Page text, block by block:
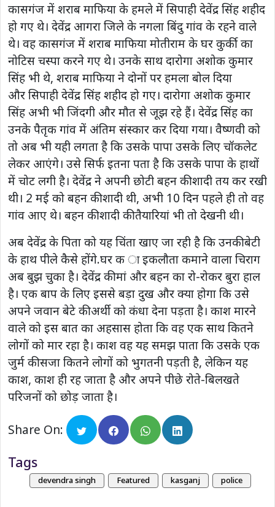
कासगंज में शराब माफिया के हमले में सिपाही देवेंद्र सिंह शहीद
हो गए थे। देवेंद्र आगरा जिले के नगला बिंदु गांव के रहने वाले
थे। वह कासगंज में शराब माफिया मोतीराम के घर कुर्की का
नोटिस चस्पा करने गए थे। उनके साथ दारोगा अशोक कुमार
सिंह भी थे, शराब माफिया ने दोनों पर हमला बोल दिया
और सिपाही देवेंद्र सिंह शहीद हो गए। दारोगा अशोक कुमार
सिंह अभी भी जिंदगी और मौत से जूझ रहे हैं। देवेंद्र सिंह का
उनके पैतृक गांव में अंतिम संस्कार कर दिया गया। वैष्णवी को
तो अब भी यही लगता है कि उसके पापा उसके लिए चॉकलेट
लेकर आएंगे। उसे सिर्फ इतना पता है कि उसके पापा के हाथों
में चोट लगी है। देवेंद्र ने अपनी छोटी बहन की शादी तय कर रखी
थी। 2 मई को बहन की शादी थी, अभी 10 दिन पहले ही तो वह
गांव आए थे। बहन की शादी की तैयारियां भी तो देखनी थी।
अब देवेंद्र के पिता को यह चिंता खाए जा रही है कि उनकी बेटी
के हाथ पीले कैसे होंगे.घर क ा इकलौता कमाने वाला चिराग
अब बुझ चुका है। देवेंद्र की मां और बहन का रो-रोकर बुरा हाल
है। एक बाप के लिए इससे बड़ा दुख और क्या होगा कि उसे
अपने जवान बेटे की अर्थी को कंधा देना पड़ता है। काश मारने
वाले को इस बात का अहसास होता कि वह एक साथ कितने
लोगों को मार रहा है। काश वह यह समझ पाता कि उसके एक
जुर्म की सजा कितने लोगों को भुगतनी पड़ती है, लेकिन यह
काश, काश ही रह जाता है और अपने पीछे रोते-बिलखते
परिजनों को छोड़ जाता है।
Share On:
Tags
devendra singh Featured kasganj police